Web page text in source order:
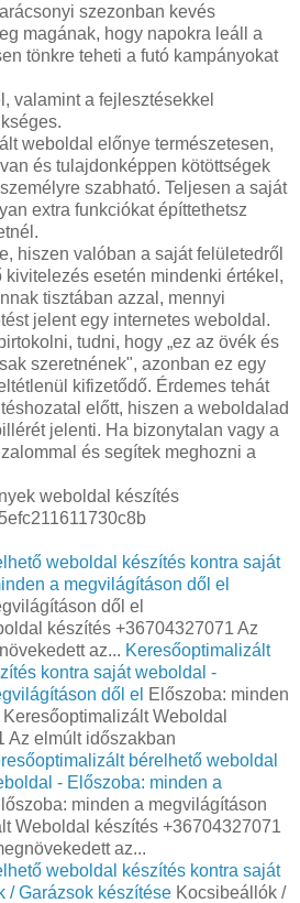
szezonban kevés
magának, hogy napokra leáll a
tönkre teheti a futó kampányokat
valamint a fejlesztésekkel
weboldal előnye természetesen,
és tulajdonképpen kötöttségek
szabható. Teljesen a saját
extra funkciókat építtethetsz
hiszen valóban a saját felületedről
esetén mindenki értékel,
tisztában azzal, mennyi
jelent egy internetes weboldal.
tudni, hogy „ez az övék és
szeretnének", azonban ez egy
kifizetődő. Érdemes tehát
előtt, hiszen a weboldalad
jelenti. Ha bizonytalan vagy a
és segítek meghozni a
weboldal készítés
weboldal készítés kontra saját
a megvilágításon dől el
dől el
készítés +36704327071 Az
az... Keresőoptimalizált
kontra saját weboldal -
dől el Előszoba: minden
Weboldal
Az elmúlt időszakban
bérelhető weboldal
- Előszoba: minden a
minden a megvilágításon
Weboldal készítés +36704327071
az...
weboldal készítés kontra saját
/ Garázsok készítése Kocsibeállók /